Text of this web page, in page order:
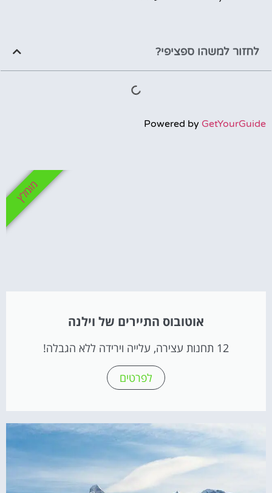
לחזור למשהו ספציפי?
Powered by GetYourGuide
אוטובוס התיירים של וילנה
12 תחנות עצירה, עלייה וירידה ללא הגבלה!
לפרטים
מומלץ